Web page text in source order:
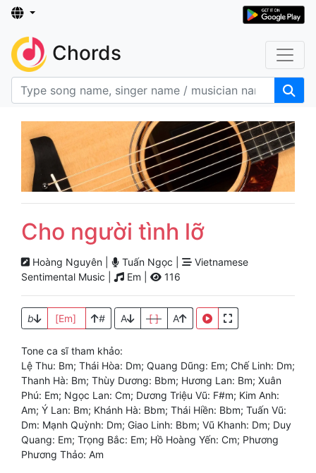
Chords
Cho người tình lỡ
Hoàng Nguyên | Tuấn Ngọc |
Vietnamese
Sentimental Music |
Em | 116
b [Em] # A [ ] A
Tone ca sĩ tham khảo:
Lệ Thu: Bm; Thái Hòa: Dm; Quang Dũng: Em; Chế Linh: Dm;
Thanh Hà: Bm; Thùy Dương: Bbm; Hương Lan: Bm; Xuân
Phú: Em; Ngọc Lan: Cm; Dương Triệu Vũ: F#m; Kim Anh:
Am; Ý Lan: Bm; Khánh Hà: Bbm; Thái Hiền: Bbm; Tuấn Vũ:
Dm: Mạnh Quỳnh: Dm; Giao Linh: Bbm; Vũ Khanh: Dm; Duy
Quang: Em; Trọng Bắc: Em; Hồ Hoàng Yến: Cm; Phương
Phương Thảo: Am